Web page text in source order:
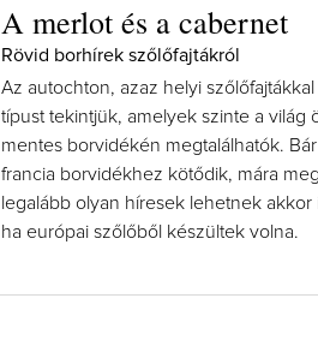
A merlot és a cabernet
Rövid borhírek szőlőfajtákról
Az autochton, azaz helyi
típust tekintjük, amelyek szinte a világ
mentes borvidékén megtalálhatók.
francia borvidékhez kötődik, mára
legalább olyan híresek lehetnek
ha európai szőlőből készültek volna.